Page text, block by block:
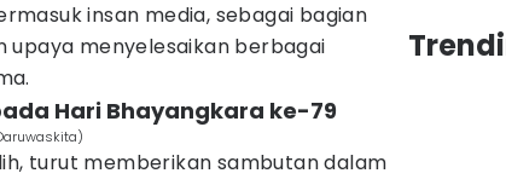
insan media, sebagai bagian
menyelesaikan berbagai
Hari Bhayangkara ke-79
turut memberikan sambutan dalam